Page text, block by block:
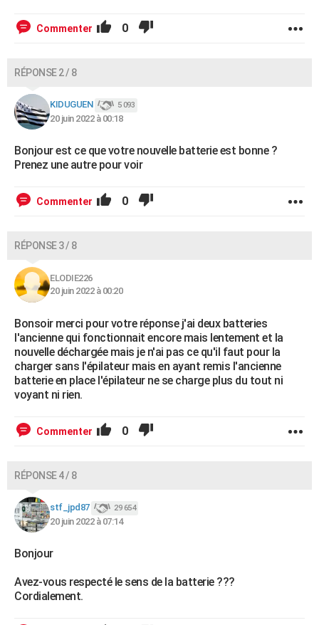
Commenter 0
RÉPONSE 2 / 8
KIDUGUEN 5 093
20 juin 2022 à 00:18
Bonjour est ce que votre nouvelle batterie est bonne ?
Prenez une autre pour voir
Commenter 0
RÉPONSE 3 / 8
ELODIE226
20 juin 2022 à 00:20
Bonsoir merci pour votre réponse j'ai deux batteries
l'ancienne qui fonctionnait encore mais lentement et la
nouvelle déchargée mais je n'ai pas ce qu'il faut pour la
charger sans l'épilateur mais en ayant remis l'ancienne
batterie en place l'épilateur ne se charge plus du tout ni
voyant ni rien.
Commenter 0
RÉPONSE 4 / 8
stf_jpd87 29 654
20 juin 2022 à 07:14
Bonjour
Avez-vous respecté le sens de la batterie ???
Cordialement.